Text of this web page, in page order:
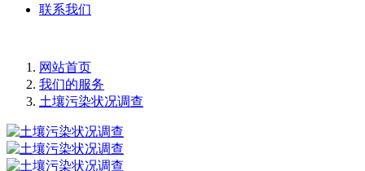
联系我们
网站首页
我们的服务
土壤污染状况调查